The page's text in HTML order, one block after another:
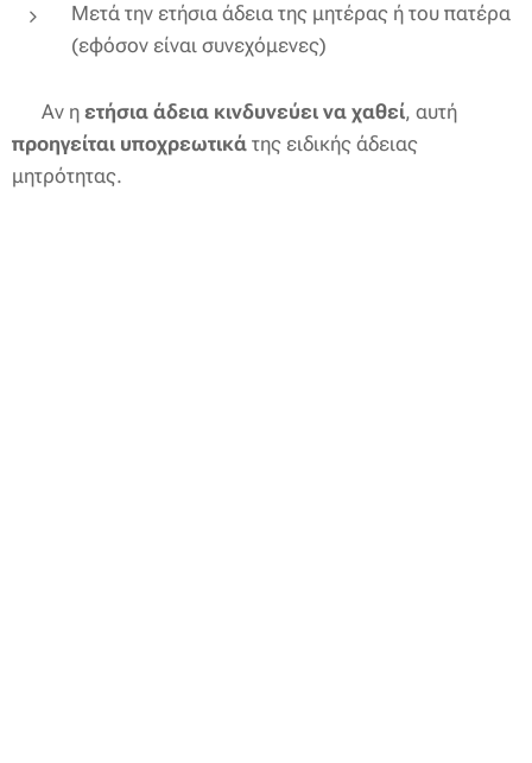
Μετά την ετήσια άδεια της μητέρας ή του πατέρα
(εφόσον είναι συνεχόμενες)
📌 Αν η ετήσια άδεια κινδυνεύει να χαθεί, αυτή
προηγείται υποχρεωτικά της ειδικής άδειας
μητρότητας.